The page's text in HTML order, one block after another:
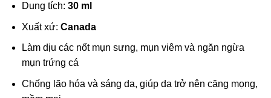
là:
300,000₫.
230,000₫.
Dung tích: 30 ml
Xuất xứ: Canada
Làm dịu các nốt mụn sưng, mụn viêm và ngăn ngừa
mụn trứng cá
Chống lão hóa và sáng da, giúp da trở nên căng mọng,